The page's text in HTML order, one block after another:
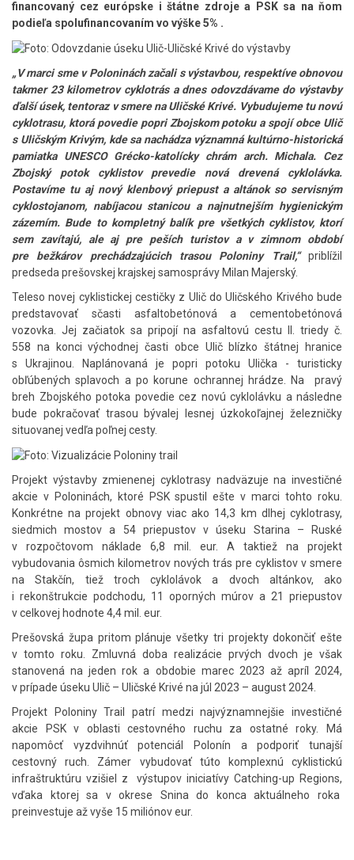
financovaný cez európske i štátne zdroje a PSK sa na ňom
podieľa spolufinancovaním vo výške 5% .
„V marci sme v Poloninách začali s výstavbou, respektíve obnovou
takmer 23 kilometrov cyklotrás a dnes odovzdávame do výstavby
ďalší úsek, tentoraz v smere na Uličské Krivé. Vybudujeme tu novú
cyklotrasu, ktorá povedie popri Zbojskom potoku a spojí obce Ulič
s Uličským Krivým, kde sa nachádza významná kultúrno-historická
pamiatka UNESCO Grécko-katolícky chrám arch. Michala. Cez
Zbojský potok cyklistov prevedie nová drevená cyklolávka.
Postavíme tu aj nový klenbový priepust a altánok so servisným
cyklostojanom, nabíjacou stanicou a najnutnejším hygienickým
zázemím. Bude to kompletný balík pre všetkých cyklistov, ktorí
sem zavítajú, ale aj pre peších turistov a v zimnom období
pre bežkárov prechádzajúcich trasou Poloniny Trail,“priblížil
predseda prešovskej krajskej samosprávy Milan Majerský.
Teleso novej cyklistickej cestičky z Ulič do Uličského Krivého bude
predstavovať sčasti asfaltobetónová a cementobetónová
vozovka. Jej začiatok sa pripojí na asfaltovú cestu II. triedy č.
558 na konci východnej časti obce Ulič blízko štátnej hranice
s Ukrajinou. Naplánovaná je popri potoku Ulička - turisticky
obľúbených splavoch a po korune ochrannej hrádze. Na pravý
breh Zbojského potoka povedie cez novú cyklolávku a následne
bude pokračovať trasou bývalej lesnej úzkokoľajnej železničky
situovanej vedľa poľnej cesty.
Projekt výstavby zmienenej cyklotrasy nadväzuje na investičné
akcie v Poloninách, ktoré PSK spustil ešte v marci tohto roku.
Konkrétne na projekt obnovy viac ako 14,3 km dlhej cyklotrasy,
siedmich mostov a 54 priepustov v úseku Starina – Ruské
v rozpočtovom náklade 6,8 mil. eur. A taktiež na projekt
vybudovania ôsmich kilometrov nových trás pre cyklistov v smere
na Stakčín, tiež troch cyklolávok a dvoch altánkov, ako
i rekonštrukcie podchodu, 11 oporných múrov a 21 priepustov
v celkovej hodnote 4,4 mil. eur.
Prešovská župa pritom plánuje všetky tri projekty dokončiť ešte
v tomto roku. Zmluvná doba realizácie prvých dvoch je však
stanovená na jeden rok a obdobie marec 2023 až apríl 2024,
v prípade úseku Ulič – Uličské Krivé na júl 2023 – august 2024.
Projekt Poloniny Trail patrí medzi najvýznamnejšie investičné
akcie PSK v oblasti cestovného ruchu za ostatné roky. Má
napomôcť vyzdvihnúť potenciál Polonín a podporiť tunajší
cestovný ruch. Zámer vybudovať túto komplexnú cyklistickú
infraštruktúru vzišiel z výstupov iniciatívy Catching-up Regions,
vďaka ktorej sa v okrese Snina do konca aktuálneho roka
preinvestuje až vyše 15 miliónov eur.